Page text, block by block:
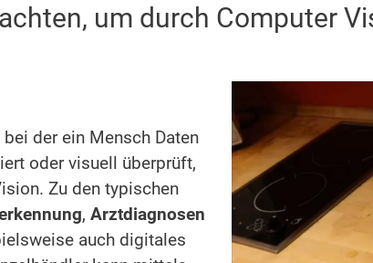
um durch Computer
der ein Mensch Daten
oder visuell überprüft,
Zu den typischen
, Arztdiagnosen
auch digitales